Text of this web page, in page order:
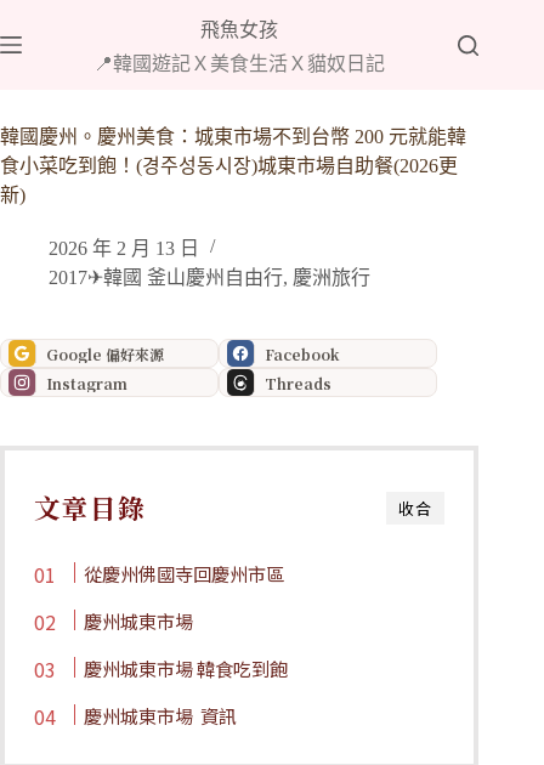
至
內
容
飛魚女孩
📍韓國遊記Ｘ美食生活Ｘ貓奴日記
韓國慶州。慶州美食：城東市場不到台幣 200 元就能韓
食小菜吃到飽！(경주성동시장)城東市場自助餐(2026更
新)
2026 年 2 月 13 日
2017✈韓國 釜山慶州自由行, 慶洲旅行
Google 偏好來源
Facebook
Instagram
Threads
收合
文章目錄
從慶州佛國寺回慶州市區
慶州城東市場
慶州城東市場 韓食吃到飽
慶州城東市場 資訊